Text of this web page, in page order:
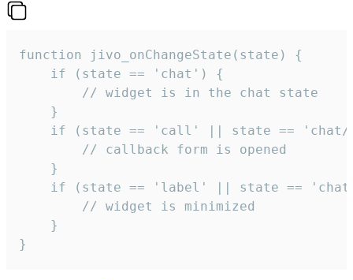
function jivo_onChangeState(state) {
    if (state == 'chat') {
        // widget is in the chat state
    }
if (state == 'call' || state ==
        // callback form is opened
    }
if (state == 'label' || state ==
        // widget is minimized
    }
}